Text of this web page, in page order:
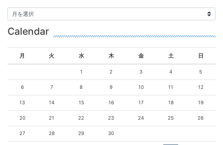
Calendar
月 火 水 木 金 土 日
1 2 3 4 5
6 7 8 9 10 11 12
13 14 15 16 17 18 19
20 21 22 23 24 25 26
27 28 29 30